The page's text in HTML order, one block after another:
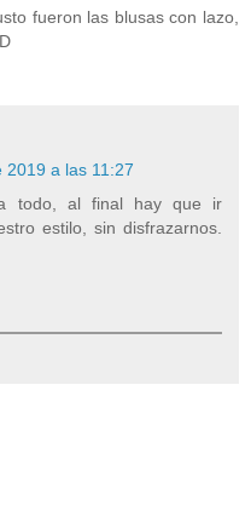
fueron las blusas con lazo,
2019 a las 11:27
todo, al final hay que ir
estilo, sin disfrazarnos.